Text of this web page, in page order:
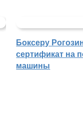
Боксеру
сертификат на
машины